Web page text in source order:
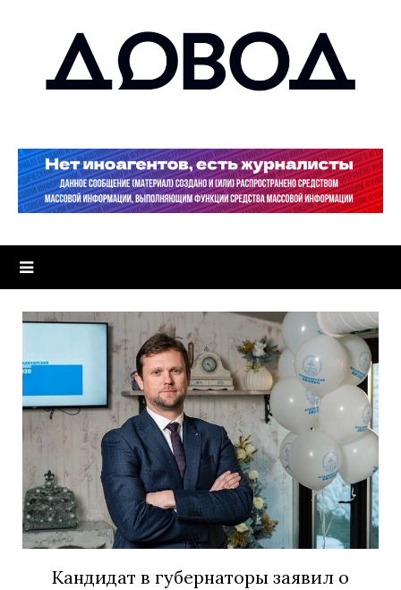
Кандидат в губернаторы заявил о